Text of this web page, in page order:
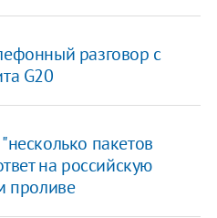
разговор с
G20
пакетов
на российскую
проливе